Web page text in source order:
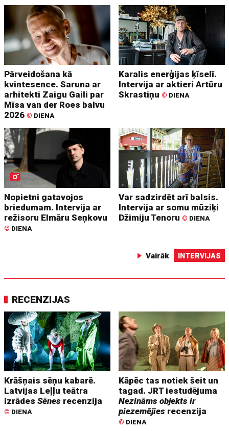
Pārveidošana kā
kvintesence. Saruna ar
arhitekti Zaigu Gaili par
Mīsa van der Roes balvu
2026 © DIENA
Karalis enerģijas ķīselī.
Intervija ar aktieri Artūru
Skrastiņu © DIENA
Nopietni gatavojos
briedumam. Intervija ar
režisoru Elmāru Seņkovu
© DIENA
Var sadzirdēt arī balsis.
Intervija ar somu mūziķi
Džimiju Tenoru © DIENA
Vairāk INTERVIJAS
RECENZIJAS
Krāšņais sēņu kabarē.
Latvijas Leļļu teātra
izrādesSēnes recenzija
© DIENA
Kāpēc tas notiek šeit un
tagad. JRT iestudējuma
Nezināms objekts ir
piezemējies recenzija
© DIENA